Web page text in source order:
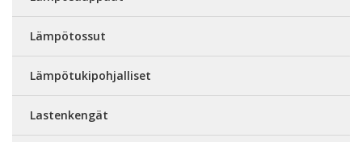
Lämpötossut
Lämpötukipohjalliset
Lastenkengät